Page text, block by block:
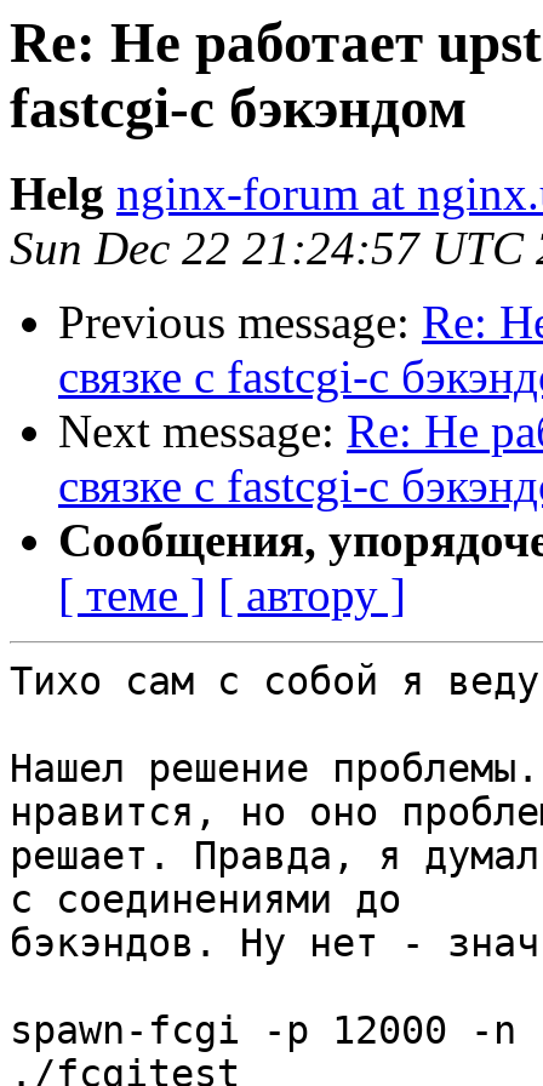
Re: Не работает
fastcgi-c бэкэндом
Helg nginx-forum at
Sun Dec 22 21:24:57 UTC
Previous message: Re:
связке с fastcgi-c
Next message: Re: Не
связке с fastcgi-c
Сообщения,
[ теме ] [ автору ]
Тихо сам с собой я
Нашел решение
нравится, но оно
решает. Правда, я
с соединениями до
бэкэндов. Ну нет -
spawn-fcgi -p 12000
./fcgitest